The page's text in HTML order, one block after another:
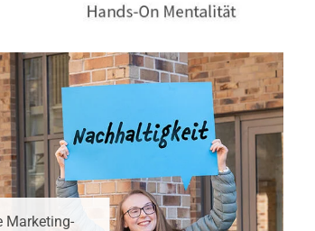
Marketing-